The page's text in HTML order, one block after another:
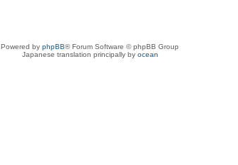
Powered by phpBB® Forum Software © phpBB Group
Japanese translation principally by ocean